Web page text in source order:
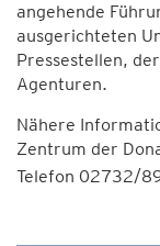
angehende
ausgerichteten
Pressestellen,
Agenturen.
Nähere
Zentrum der
Telefon 02732/